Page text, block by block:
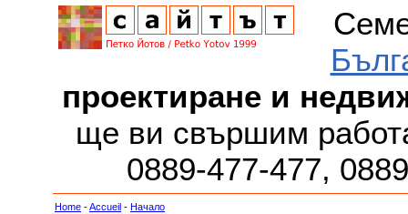
проектиране и
ще ви свършим
0889-477-477,
Home -Accueil - Начало